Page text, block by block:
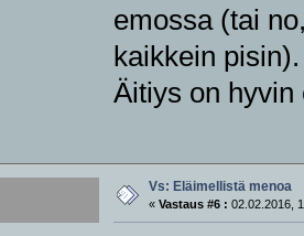
emossa (tai
kaikkein pisin).
Äitiys on hyvin
Vs: Eläimellistä menoa
« Vastaus #6 : 02.02.2016,